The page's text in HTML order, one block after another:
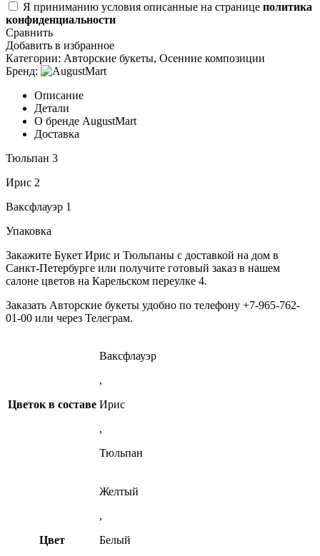
Я приниманию условия описанные на странице политика
конфиденциальности
Сравнить
Добавить в избранное
Категории: Авторские букеты, Осенние композиции
Бренд:
Описание
Детали
О бренде AugustMart
Доставка
Тюльпан 3
Ирис 2
Ваксфлауэр 1
Упаковка
Закажите Букет Ирис и Тюльпаны c доставкой на дом в
Санкт-Петербурге или получите готовый заказ в нашем
салоне цветов на Карельском переулке 4.
Заказать Авторские букеты удобно по телефону +7-965-762-
01-00 или через Телеграм.
Цветок в составе
Ваксфлауэр
,
Ирис
,
Тюльпан
Цвет
Желтый
,
Белый